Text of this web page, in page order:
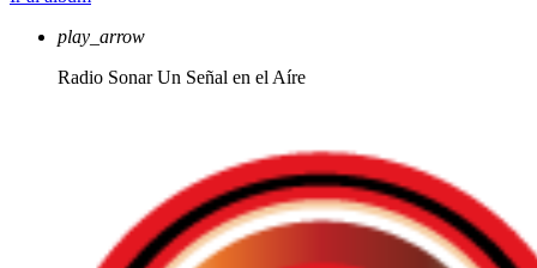
play_arrow
Radio Sonar Un Señal en el Aíre